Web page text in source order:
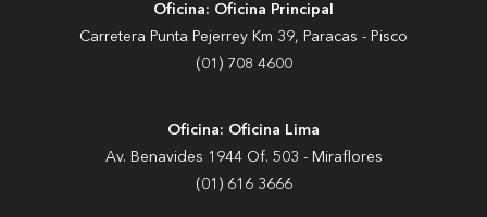
Oficina: Oficina Principal
Carretera Punta Pejerrey Km 39, Paracas - Pisco
(01) 708 4600
Oficina: Oficina Lima
Av. Benavides 1944 Of. 503 - Miraflores
(01) 616 3666